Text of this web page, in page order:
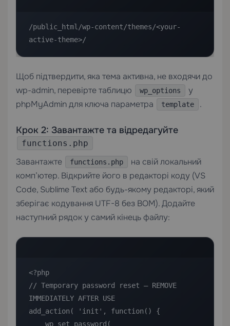
/public_html/wp-content/themes/<your-
active-theme>/
Щоб підтвердити, яка тема активна, не входячи до
wp-admin, перевірте таблицю
wp_options
у
phpMyAdmin для ключа параметра
template .
Крок 2: Завантажте та відредагуйте
functions.php
Завантажте functions.php
на свій локальний
комп’ютер. Відкрийте його в редакторі коду (VS
Code, Sublime Text або будь-якому редакторі, який
зберігає кодування UTF-8 без BOM). Додайте
наступний рядок у самий кінець файлу:
<?php
// Temporary password reset — REMOVE
IMMEDIATELY AFTER USE
add_action( 'init', function() {